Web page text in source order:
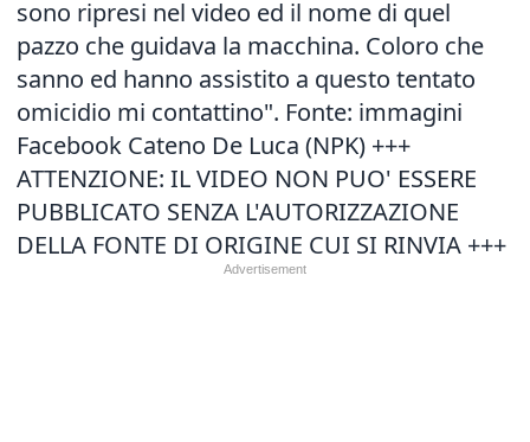
sono ripresi nel video ed il nome di quel
pazzo che guidava la macchina. Coloro che
sanno ed hanno assistito a questo tentato
omicidio mi contattino". Fonte: immagini
Facebook Cateno De Luca (NPK) +++
ATTENZIONE: IL VIDEO NON PUO' ESSERE
PUBBLICATO SENZA L'AUTORIZZAZIONE
DELLA FONTE DI ORIGINE CUI SI RINVIA +++